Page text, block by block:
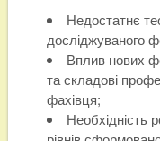
Недостатнє
досліджуваного
Вплив нових
та складові
фахівця;
Необхідність